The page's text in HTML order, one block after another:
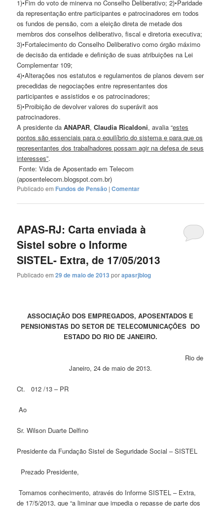
1)•Fim do voto de minerva no Conselho Deliberativo; 2)•Paridade
da representação entre participantes e patrocinadores em todos
os fundos de pensão, com a eleição direta de metade dos
membros dos conselhos deliberativo, fiscal e diretoria executiva;
3)•Fortalecimento do Conselho Deliberativo como órgão máximo
de decisão da entidade e definição de suas atribuições na Lei
Complementar 109;
4)•Alterações nos estatutos e regulamentos de planos devem ser
precedidas de negociações entre representantes dos
participantes e assistidos e os patrocinadores;
5)•Proibição de devolver valores do superávit aos
patrocinadores.
A presidente daANAPAR,Claudia Ricaldoni, avalia “estes
pontos são essenciais para o equilíbrio do sistema e para que os
representantes dos trabalhadores possam agir na defesa de seus
interesses”.
Fonte: Vida de Aposentado em Telecom
(aposentelecom.blogspot.com.br)
Publicado em Fundos de Pensão |Comentar
APAS-RJ: Carta enviada à
Sistel sobre o Informe
SISTEL- Extra, de 17/05/2013
Publicado em29 de maio de 2013 porapasrjblog
ASSOCIAÇÃO DOS EMPREGADOS, APOSENTADOS E
PENSIONISTAS DO SETOR DE TELECOMUNICAÇÕES DO
ESTADO DO RIO DE JANEIRO.
Rio de
Janeiro, 24 de maio de 2013.
Ct. 012 /13 – PR
Ao
Sr. Wilson Duarte Delfino
Presidente da Fundação Sistel de Seguridade Social – SISTEL
Prezado Presidente,
Tomamos conhecimento, através do Informe SISTEL – Extra,
de 17/5/2013, que “a liminar que impedia o repasse de parte dos